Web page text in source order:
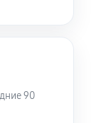
90